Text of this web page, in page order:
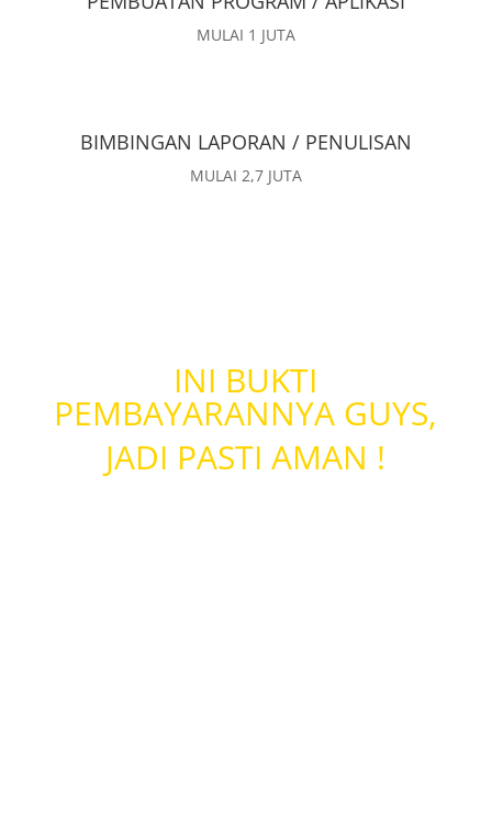
MULAI 1 JUTA
BIMBINGAN LAPORAN / PENULISAN
MULAI 2,7 JUTA
INI BUKTI
PEMBAYARANNYA GUYS,
JADI PASTI AMAN !